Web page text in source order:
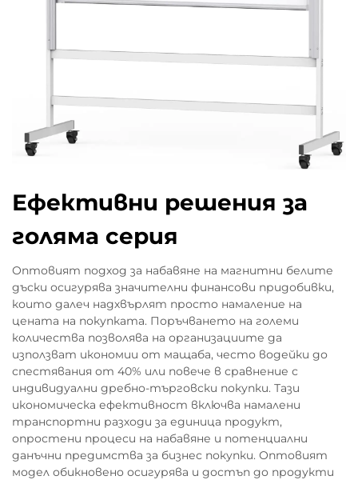
Ефективни решения за
голяма серия
Оптовият подход за набавяне на магнитни белите
дъски осигурява значителни финансови придобивки,
които далеч надхвърлят просто намаление на
цената на покупката. Поръчването на големи
количества позволява на организациите да
използват икономии от мащаба, често водейки до
спестявания от 40% или повече в сравнение с
индивидуални дребно-търговски покупки. Тази
икономическа ефективност включва намалени
транспортни разходи за единица продукт,
опростени процеси на набавяне и потенциални
данъчни предимства за бизнес покупки. Оптовият
модел обикновено осигурява и достъп до продукти